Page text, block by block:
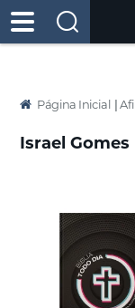
Página Inicial |
Israel Gomes